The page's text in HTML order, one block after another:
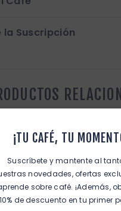
la Suscripción
¡TU CAFÉ, TU
Suscríbete y mantente al
novedades, ofertas
sobre café. ¡Además,
10% de descuento en tu primer